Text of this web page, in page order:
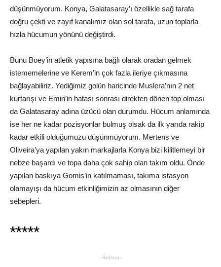
düşünmüyorum. Konya, Galatasaray’ı özellikle sağ tarafa
doğru çekti ve zayıf kanalımız olan sol tarafa, uzun toplarla
hızla hücumun yönünü değiştirdi.
Bunu Boey’in atletik yapısına bağlı olarak oradan gelmek
istememelerine ve Kerem’in çok fazla ileriye çıkmasına
bağlayabiliriz. Yediğimiz golün haricinde Muslera’nın 2 net
kurtarışı ve Emin’in hatası sonrası direkten dönen top olması
da Galatasaray adına üzücü olan durumdu. Hücum anlamında
ise her ne kadar pozisyonlar bulmuş olsak da ilk yarıda rakip
kadar etkili olduğumuzu düşünmüyorum. Mertens ve
Oliveira’ya yapılan yakın markajlarla Konya bizi kilitlemeyi bir
nebze başardı ve topa daha çok sahip olan takım oldu. Önde
yapılan baskıya Gomis’in katılmaması, takıma istasyon
olamayışı da hücum etkinliğimizin az olmasının diğer
sebepleri.
*****
- Reklam -